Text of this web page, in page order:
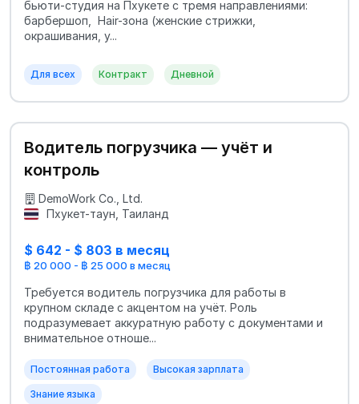
бьюти-студия на Пхукете с тремя направлениями:
барбершоп, Hair-зона (женские стрижки,
окрашивания, у...
Для всех Контракт Дневной
Водитель погрузчика — учёт и
контроль
DemoWork Co., Ltd.
Пхукет-таун, Таиланд
$ 642 - $ 803 в месяц
฿ 20 000 - ฿ 25 000 в месяц
Требуется водитель погрузчика для работы в
крупном складе с акцентом на учёт. Роль
подразумевает аккуратную работу с документами и
внимательное отноше...
Постоянная работа Высокая зарплата
Знание языка